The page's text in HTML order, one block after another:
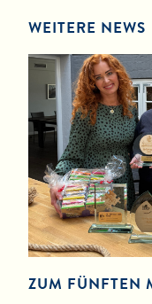
WEITERE NEWS
ZUM FÜNFTEN